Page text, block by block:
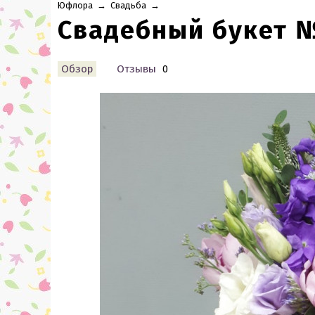
Юфлора → Свадьба →
Свадебный букет
Обзор Отзывы 0